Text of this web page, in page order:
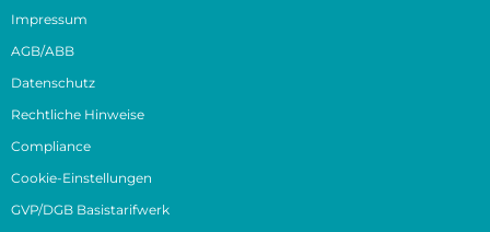
Impressum
AGB/ABB
Datenschutz
Rechtliche Hinweise
Compliance
Cookie-Einstellungen
GVP/DGB Basistarifwerk